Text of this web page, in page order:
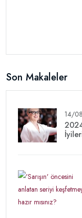
Son Makaleler
14/